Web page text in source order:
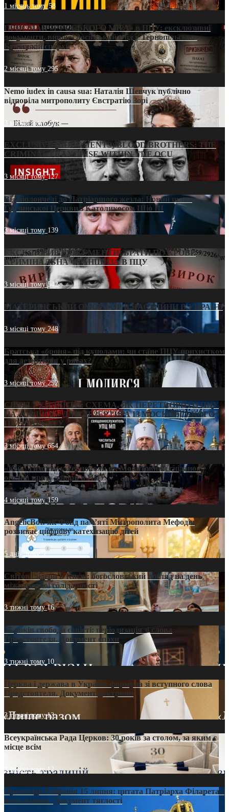
1 місяць тому58
ПРИСМАК «РУССЬКОГО МІРА» в ПЦУ: ексклюзивні
документи, вирок і російський слід у Тернопільсько-
Бучацькій єпархії
2 місяці тому 295
Nemo iudex in causa sua: Наталія Шевчук публічно
відповіла митрополиту Євстратію Зорі
3 місяці тому213
EXCLUSIVE (DOCUMENTS)/BLOOD BROTHERS: THE
CRIMINAL FRANCHISE WITHIN THE OCU
3 місяці тому127
Від віолончелі до Патріаршого жезла: Новий шлях
Грузинської Церкви з Католикосом Шіо III
3 місяці тому 139
ЕКСКЛЮЗИВ (ДОКУМЕНТИ)/БРАТИ ПО КРОВІ:
КРИМІНАЛЬНА ФРАНШИЗА В ПЦУ
3 місяці тому542
МАТЕРИНСЬКИЙ ОМОРФОР В ЧАС ВІЙНИ В УКРАЇНІ
3 місяці тому248
Братська «броня» під куполами: чи стане ПЦУ прихистком
для дезертирів у рясах?
3 місяці тому292
СВЯТІ УХИЛЯНТИ: СХЕМА, ЯК ПЕРЕТВОРИТИ ПЦУ
НА «ОФШОР» ДЛЯ ДЕЗЕРТИРА ІЗ МОСКОВСЬКОГО
ПАТРІАРХАТУ
3 місяці тому654
«Кейс Тихона» у Тернополі: як Молитовний сніданок
оголив кризу довіри в ПЦУ
4 місяці тому159
AngelicBot: як Фонд пам’яті Митрополита Мефодія
розвиває цифрову катехизацію дітей
5 днів тому9
Світові лідери в Києві: богословський погляд на день
міжнародної солідарності
3 тижні тому16
35 років свободи совісті: періодизація зі слова
Предстоятеля. Документ епохи
3 тижні тому 10
Церква і держава в Україні: формула зі вступного слова
Предстоятеля. Документ доктрини
3 тижні тому13
Всеукраїнська Рада Церков: 30 років за столом, за яким є
місце всім
3 тижні тому12
Проповідь Епіфанія 15 липня: цитата Патріарха Філарета з
його амвона. Документ тяглості